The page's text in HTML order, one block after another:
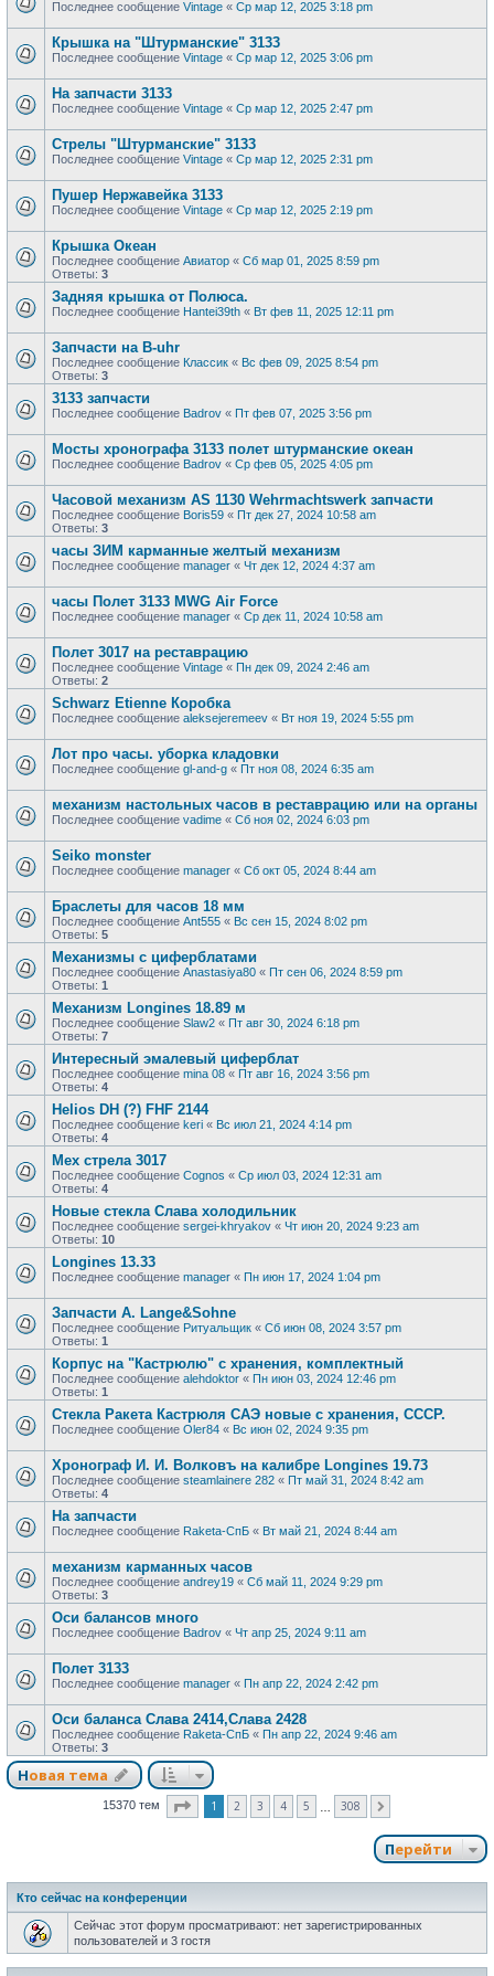
Последнее сообщение Vintage « Ср мар 12, 2025 3:18 pm
Крышка на "Штурманские" 3133
Последнее сообщение Vintage « Ср мар 12, 2025 3:06 pm
На запчасти 3133
Последнее сообщение Vintage « Ср мар 12, 2025 2:47 pm
Стрелы "Штурманские" 3133
Последнее сообщение Vintage « Ср мар 12, 2025 2:31 pm
Пушер Нержавейка 3133
Последнее сообщение Vintage « Ср мар 12, 2025 2:19 pm
Крышка Океан
Последнее сообщение Авиатор « Сб мар 01, 2025 8:59 pm
Ответы: 3
Задняя крышка от Полюса.
Последнее сообщение Hantei39th « Вт фев 11, 2025 12:11 pm
Запчасти на B-uhr
Последнее сообщение Классик « Вс фев 09, 2025 8:54 pm
Ответы: 3
3133 запчасти
Последнее сообщение Badrov « Пт фев 07, 2025 3:56 pm
Мосты хронографа 3133 полет штурманские океан
Последнее сообщение Badrov « Ср фев 05, 2025 4:05 pm
Часовой механизм AS 1130 Wehrmachtswerk запчасти
Последнее сообщение Boris59 « Пт дек 27, 2024 10:58 am
Ответы: 3
часы ЗИМ карманные желтый механизм
Последнее сообщение manager « Чт дек 12, 2024 4:37 am
часы Полет 3133 MWG Air Force
Последнее сообщение manager « Ср дек 11, 2024 10:58 am
Полет 3017 на реставрацию
Последнее сообщение Vintage « Пн дек 09, 2024 2:46 am
Ответы: 2
Schwarz Etienne Коробка
Последнее сообщение aleksejeremeev « Вт ноя 19, 2024 5:55 pm
Лот про часы. уборка кладовки
Последнее сообщение gl-and-g « Пт ноя 08, 2024 6:35 am
механизм настольных часов в реставрацию или на органы
Последнее сообщение vadime « Сб ноя 02, 2024 6:03 pm
Seiko monster
Последнее сообщение manager « Сб окт 05, 2024 8:44 am
Браслеты для часов 18 мм
Последнее сообщение Ant555 « Вс сен 15, 2024 8:02 pm
Ответы: 5
Механизмы с циферблатами
Последнее сообщение Anastasiya80 « Пт сен 06, 2024 8:59 pm
Ответы: 1
Механизм Longines 18.89 м
Последнее сообщение Slaw2 « Пт авг 30, 2024 6:18 pm
Ответы: 7
Интересный эмалевый циферблат
Последнее сообщение mina 08 « Пт авг 16, 2024 3:56 pm
Ответы: 4
Helios DH (?) FHF 2144
Последнее сообщение keri « Вс июл 21, 2024 4:14 pm
Ответы: 4
Мех стрела 3017
Последнее сообщение Cognos « Ср июл 03, 2024 12:31 am
Ответы: 4
Новые стекла Слава холодильник
Последнее сообщение sergei-khryakov « Чт июн 20, 2024 9:23 am
Ответы: 10
Longines 13.33
Последнее сообщение manager « Пн июн 17, 2024 1:04 pm
Запчасти А. Lange&Sohne
Последнее сообщение Ритуальщик « Сб июн 08, 2024 3:57 pm
Ответы: 1
Корпус на "Кастрюлю" с хранения, комплектный
Последнее сообщение alehdoktor « Пн июн 03, 2024 12:46 pm
Ответы: 1
Стекла Ракета Кастрюля САЭ новые с хранения, СССР.
Последнее сообщение Oler84 « Вс июн 02, 2024 9:35 pm
Хронограф И. И. Волковъ на калибре Longines 19.73
Последнее сообщение steamlainere 282 « Пт май 31, 2024 8:42 am
Ответы: 4
На запчасти
Последнее сообщение Raketa-СпБ « Вт май 21, 2024 8:44 am
механизм карманных часов
Последнее сообщение andrey19 « Сб май 11, 2024 9:29 pm
Ответы: 3
Оси балансов много
Последнее сообщение Badrov « Чт апр 25, 2024 9:11 am
Полет 3133
Последнее сообщение manager « Пн апр 22, 2024 2:42 pm
Оси баланса Слава 2414,Слава 2428
Последнее сообщение Raketa-СпБ « Пн апр 22, 2024 9:46 am
Ответы: 3
Новая тема
15370 тем Страница из 308
1 2 3 4 5 308
Перейти
Кто сейчас на конференции
Сейчас этот форум просматривают: нет зарегистрированных
пользователей и 3 гостя